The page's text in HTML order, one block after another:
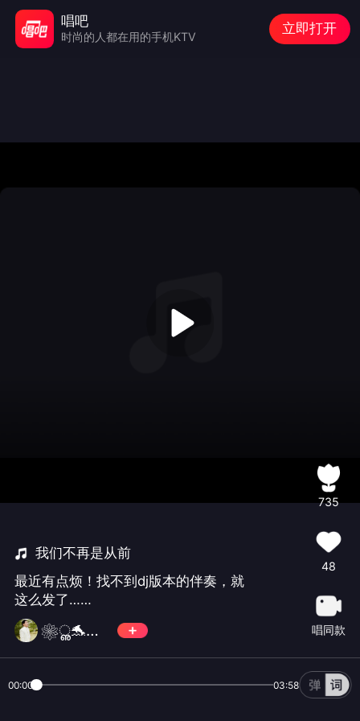
我们不再是从前
最近有点烦！找不到dj版本的伴奏，就
这么发了……
❀ൢ🐬追🎤忆🐬ൢ
735
48
唱同款
00:00 03:58
唱吧
时尚的人都在用的手机KTV
立即打开